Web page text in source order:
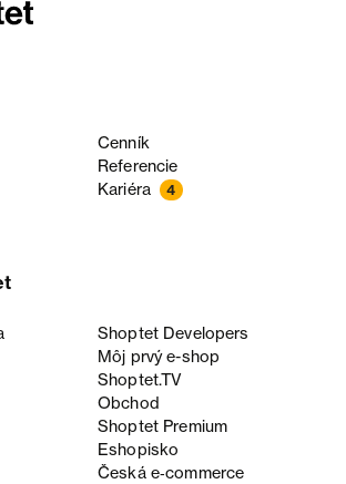
Cenník
Referencie
Kariéra 4
Shoptet Developers
Môj prvý e-shop
Shoptet.TV
Obchod
Shoptet Premium
Eshopisko
Česká e‑commerce